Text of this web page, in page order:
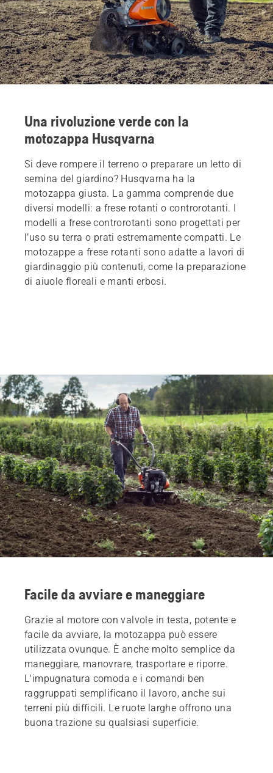
Una rivoluzione verde con la
motozappa Husqvarna
Si deve rompere il terreno o preparare un letto di
semina del giardino? Husqvarna ha la
motozappa giusta. La gamma comprende due
diversi modelli: a frese rotanti o controrotanti. I
modelli a frese controrotanti sono progettati per
l’uso su terra o prati estremamente compatti. Le
motozappe a frese rotanti sono adatte a lavori di
giardinaggio più contenuti, come la preparazione
di aiuole floreali e manti erbosi.
Facile da avviare e maneggiare
Grazie al motore con valvole in testa, potente e
facile da avviare, la motozappa può essere
utilizzata ovunque. È anche molto semplice da
maneggiare, manovrare, trasportare e riporre.
L'impugnatura comoda e i comandi ben
raggruppati semplificano il lavoro, anche sui
terreni più difficili. Le ruote larghe offrono una
buona trazione su qualsiasi superficie.